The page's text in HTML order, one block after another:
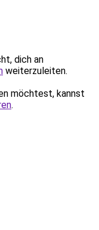
dich an
weiterzuleiten.
möchtest, kannst
.